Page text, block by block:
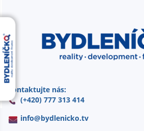
Kontaktujte nás:
(+420) 777 313 414
info@bydlenicko.tv